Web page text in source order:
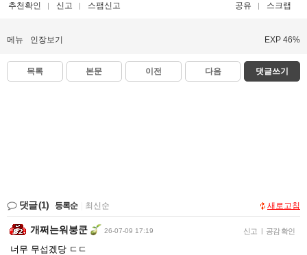
추천확인 신고 스팸신고 공유 스크랩
메뉴 인장보기 EXP 46%
목록 본문 이전 다음 댓글쓰기
댓글(1) 등록순 최신순 새로고침
개쩌는워붕쿤 26-07-09 17:19 신고 | 공감 확인
너무 무섭겠당 ㄷㄷ